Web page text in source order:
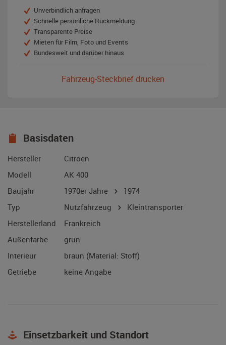
Unverbindlich anfragen
Schnelle persönliche Rückmeldung
Transparente Preise
Mieten für Film, Foto und Events
Bundesweit und darüber hinaus
Fahrzeug-Steckbrief drucken
Basisdaten
Hersteller
Citroen
Modell
AK 400
Baujahr
1970er Jahre
1974
Typ
Nutzfahrzeug
Kleintransporter
Herstellerland
Frankreich
Außenfarbe
grün
Interieur
braun (Material: Stoff)
Getriebe
keine Angabe
Einsetzbarkeit und Standort